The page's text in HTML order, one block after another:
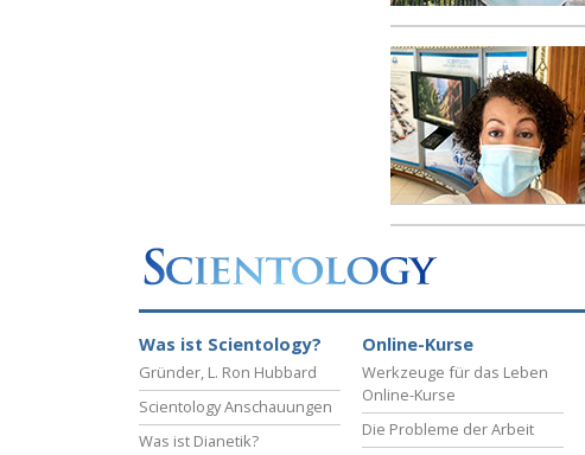
Was ist Scientology?
Gründer, L. Ron Hubbard
Scientology Anschauungen
Was ist Dianetik?
Online-Kurse
Werkzeuge für das Leben
Online-Kurse
Die Probleme der Arbeit